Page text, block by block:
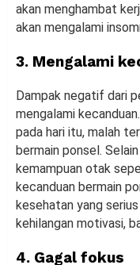
akan menghambat
akan mengalami
3. Mengalami
Dampak negatif dari
mengalami
pada hari itu, malah
bermain ponsel.
kemampuan otak
kecanduan bermain
kesehatan yang
kehilangan motivasi,
4. Gagal fokus